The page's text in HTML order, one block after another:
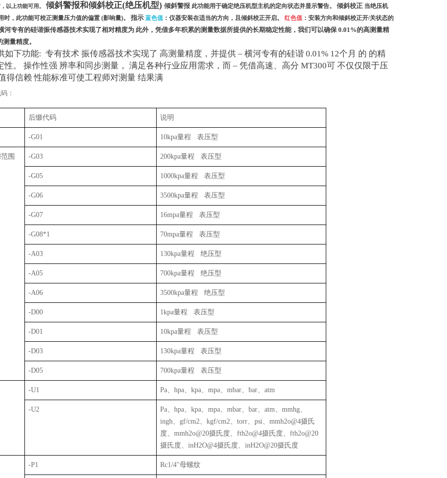
以上功能可用。 倾斜警报和倾斜校正(绝压机型) 倾斜警报 此功能用于确定绝压机型主机的定向状态并显示警告。 倾斜校正 当绝压机
时，此功能可校正测量压力值的偏置 (影响量)。 指示 蓝色值 ：仪器安装在适当的方向，且倾斜校正开启。 红色值 ：安装方向和倾斜校正开/关状态的
河专有的硅谐振传感器技术实现了相对精度为 此外，凭借多年积累的测量数据所提供的长期稳定性能，我们可以确保 0.01%的高测量精
测量精度。
如下功能: 专有技术 振传感器技术实现了 高测量精度，并提供 – 横河专有的硅谐 0.01% 12个月 的 的精
性。 操作性强 辨率和同步测量， 满足各种行业应用需求，而 – 凭借高速、高分 MT300可 不仅仅限于压
得信赖性能标准可使工程师对测量 结果满
：
后缀代码 说明
-G01 10kpa量程 表压型
围 -G03 200kpa量程 表压型
-G05 1000kpa量程 表压型
-G06 3500kpa量程 表压型
-G07 16mpa量程 表压型
-G08*1 70mpa量程 表压型
-A03 130kpa量程 绝压型
-A05 700kpa量程 绝压型
-A06 3500kpa量程 绝压型
-D00 1kpa量程 表压型
-D01 10kpa量程 表压型
-D03 130kpa量程 表压型
-D05 700kpa量程 表压型
-U1 Pa、 hpa、 kpa、 mpa、 mbar、 bar、 atm
-U2 Pa、 hpa、 kpa、 mpa、 mbar、 bar、 atm、 mmhg、
ingh、 gf/cm2、 kgf/cm2、 torr、 psi、 mmh2o@4摄氏
度、 mmh2o@20摄氏度、 fth2o@4摄氏度、 fth2o@20
摄氏度、 inH2O@4摄氏度、 inH2O@20摄氏度
-P1 Rc1/4"母螺纹